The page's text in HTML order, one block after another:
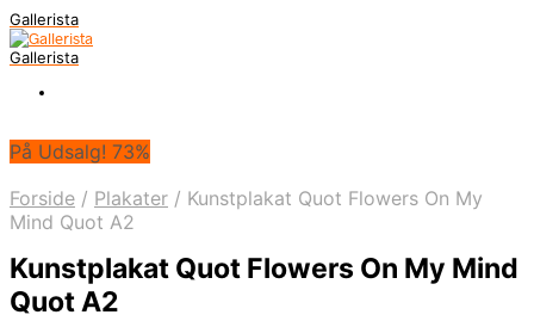
Gallerista
Gallerista
På Udsalg! 73%
Forside / Plakater / Kunstplakat Quot Flowers On My
Mind Quot A2
Kunstplakat Quot Flowers On My Mind
Quot A2